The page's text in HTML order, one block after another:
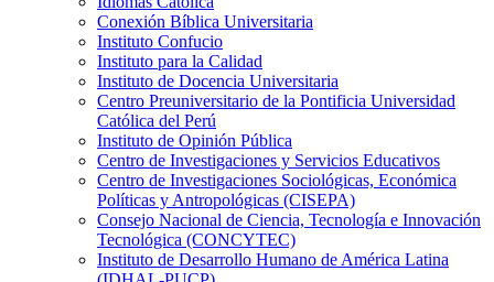
Conexión Bíblica Universitaria
Instituto Confucio
Instituto para la Calidad
Instituto de Docencia Universitaria
Centro Preuniversitario de la Pontificia Universidad
Católica del Perú
Instituto de Opinión Pública
Centro de Investigaciones y Servicios Educativos
Centro de Investigaciones Sociológicas, Económica
Políticas y Antropológicas (CISEPA)
Consejo Nacional de Ciencia, Tecnología e Innovación
Tecnológica (CONCYTEC)
Instituto de Desarrollo Humano de América Latina